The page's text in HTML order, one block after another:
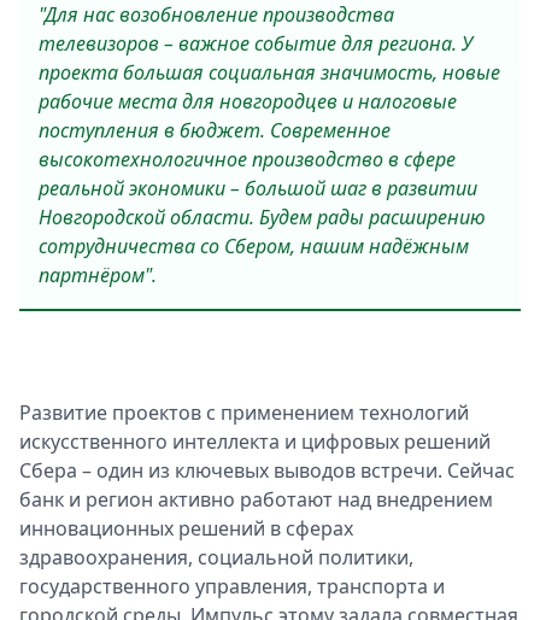
"Для нас возобновление производства
телевизоров – важное событие для региона. У
проекта большая социальная значимость, новые
рабочие места для новгородцев и налоговые
поступления в бюджет. Современное
высокотехнологичное производство в сфере
реальной экономики – большой шаг в развитии
Новгородской области. Будем рады расширению
сотрудничества со Сбером, нашим надёжным
партнёром".
Развитие проектов с применением технологий
искусственного интеллекта и цифровых решений
Сбера – один из ключевых выводов встречи. Сейчас
банк и регион активно работают над внедрением
инновационных решений в сферах
здравоохранения, социальной политики,
государственного управления, транспорта и